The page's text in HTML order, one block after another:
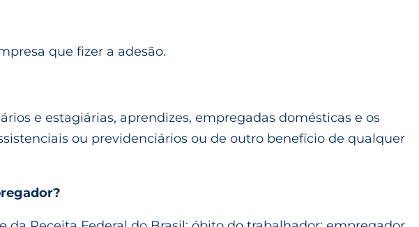
que fizer a adesão.
e estagiárias, aprendizes, empregadas domésticas e os
ou previdenciários ou de outro benefício de qualquer